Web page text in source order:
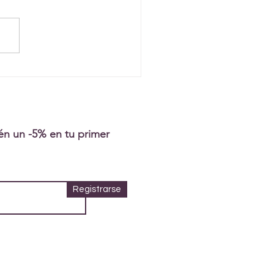
un -5% en tu primer
Registrarse